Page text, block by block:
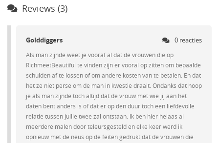
Reviews (3)
Golddiggers 0 reacties
Als man zijnde weet je vooraf al dat de vrouwen die op
RichmeetBeautiful te vinden zijn er vooral op zitten om bepaalde
schulden af te lossen of om andere kosten van te betalen. En dat
het ze niet perse om de man in kwestie draait. Ondanks dat hoop
je als man zijnde toch altijd dat de vrouw met wie jij aan het
daten bent anders is of dat er op den duur toch een liefdevolle
relatie tussen jullie twee zal ontstaan. Ik ben hier helaas al
meerdere malen door teleursgesteld en elke keer werd ik
opnieuw met de neus op de feiten gedrukt dat de vrouwen die